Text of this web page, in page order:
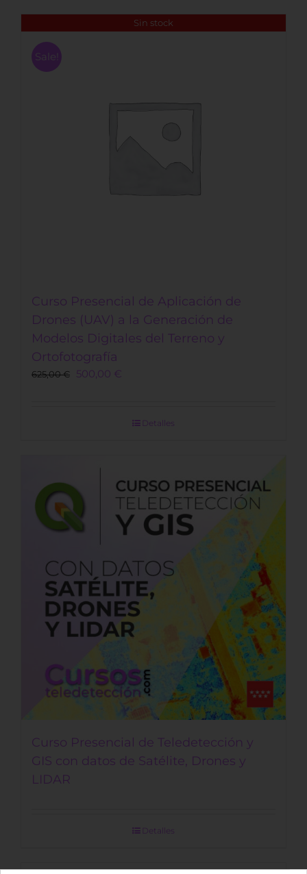
Sin stock
Sale!
Curso Presencial de Aplicación de
Drones (UAV) a la Generación de
Modelos Digitales del Terreno y
Ortofotografía
625,00€
Original
500,00 €
500,00 €.
Detalles
Curso Presencial de Teledetección y
GIS con datos de Satélite, Drones y
LIDAR
Detalles